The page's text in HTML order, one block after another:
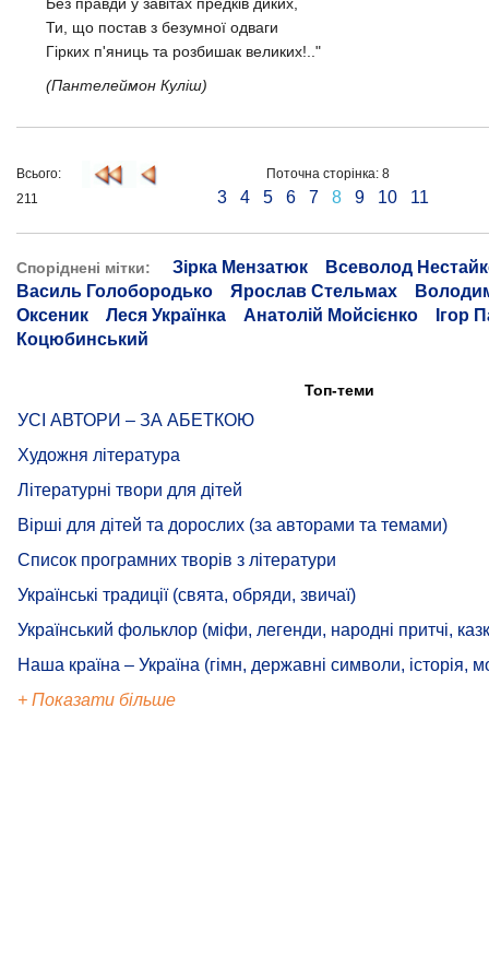
Ти, що постав з безумної одваги
Гірких п'яниць та розбишак великих!.."
(Пантелеймон Куліш)
Всього:
211
Поточна сторінка: 8
3 4 5 6 7 8 9 10 11
Споріднені мітки: Зірка Мензатюк
Всеволод
Василь Голобородько
Ярослав Стельмах
Оксеник
Леся Українка Анатолій Мойсієнко
Ігор
Коцюбинський
Топ-теми
УСІ АВТОРИ – ЗА АБЕТКОЮ
Художня література
Літературні твори для дітей
Вірші для дітей та дорослих (за авторами та темами)
Список програмних творів з літератури
Українські традиції (свята, обряди, звичаї)
Український фольклор (міфи, легенди, народні притчі,
Наша країна – Україна (гімн, державні символи, історія,
+ Показати більше